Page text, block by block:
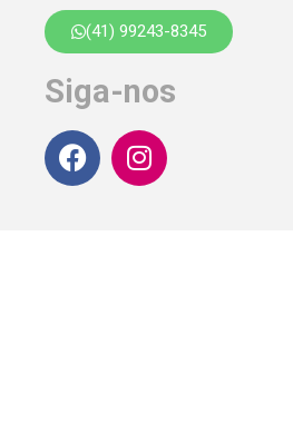
(41) 99243-8345
Siga-nos